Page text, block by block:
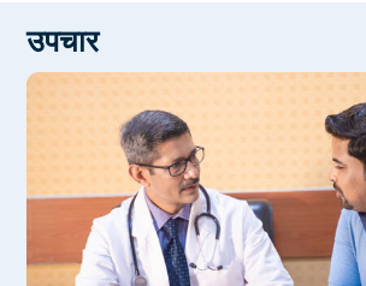
इंश्योरेंस के लिए कहीं भटकने की कोई जरूरत
कोई अग्रिम भुगतान नहीं
उपचार